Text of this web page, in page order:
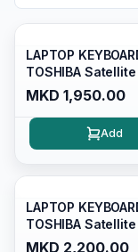
LAPTOP
TOSHIBA
C655 C650D
L650 L655 L670
C660 L775D
MKD 1,950.00
Add
LAPTOP
TOSHIBA
P850 P855 C855
MKD 2,200.00